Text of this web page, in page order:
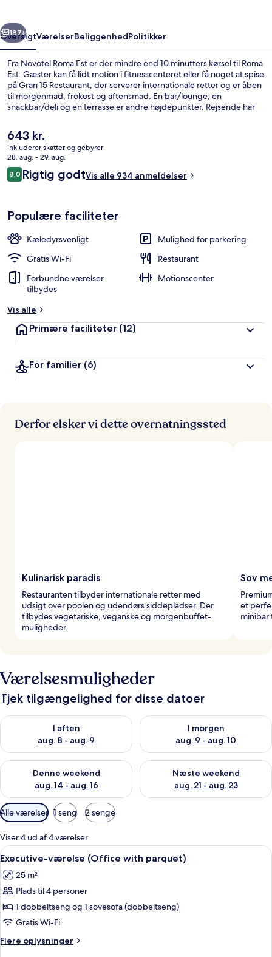
Næste
187+
OversigtVærelserBeliggenhedPolitikker
Fra Novotel Roma Est er der mindre end 10 minutters kørsel til Roma
Est. Gæster kan få lidt motion i fitnesscenteret eller få noget at spise
på Gran 15 Restaurant, der serverer internationale retter og er åben
til morgenmad, frokost og aftensmad. En bar/lounge, en
snackbar/deli og en terrasse er andre højdepunkter. Rejsende har
Den
nuværende
pris
er
643 kr.
643 kr.
inkluderer skatter og gebyrer
28. aug. - 29. aug.
Anmeldelser
8,08,0 ud af 10.
Rigtig godtVis alle 934 anmeldelser
Populære faciliteter
Kæledyrsvenligt
Mulighed for parkering
Gratis Wi-Fi
Restaurant
Forbundne værelser
tilbydes
Motionscenter
Vis alle
Primære faciliteter (12)
For familier (6)
Derfor elsker vi dette overnatningssted
Kulinarisk paradis
Restauranten tilbyder internationale retter med
udsigt over poolen og udendørs siddepladser. Der
tilbydes vegetariske, veganske og morgenbuffet-
muligheder.
Sov
et
minibar
Værelsesmuligheder
Tjek tilgængelighed for disse datoer
I aften
aug. 8 - aug. 9
Tjek tilgængelighed for i aften aug. 8 - aug. 9
I morgen
aug. 9 - aug. 10
Tjek tilgængelighed for i
Denne weekend
aug. 14 - aug. 16
Tjek tilgængelighed for denne weekend aug. 14 - aug. 16
Næste weekend
aug. 21 - aug. 23
Tjek tilgængelighed for næste
Tilgængelige
filtre
for
værelser
Alle værelser 1 seng 2 senge
Viser 4 ud af 4 værelser
Indlæs
alle
billeder
af
Executive-
værelse
(Office
with
Et hotelværelse med seng,
16
Executive-værelse (Office with parquet)
25 m²
Plads til 4 personer
1 dobbeltseng og 1 sovesofa (dobbeltseng)
Gratis Wi-Fi
Flere oplysninger
Flere